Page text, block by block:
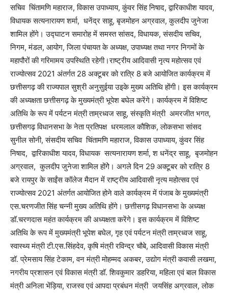
सचिव चिंतामणि महाराज, विकास उपाध्याय, कुंवर सिंह निषाद, द्वारिकाधीश यादव,
विधायक सत्यनारायण शर्मा, धनेंद्र साहू, बृजमोहन अग्रवाल, कुलदीप जुनेजा
शामिल होंगे। उद्घाटन समारोह में समस्त सांसद, विधायक, संसदीय सचिव,
निगम, मंडल, आयोग, जिला पंचायत के अध्यक्ष, उपाध्यक्ष तथा नगर निगमों के
महापौरों की गरिमामय उपस्थिति रहेगी।राष्ट्रीय आदिवासी नृत्य महोत्सव एवं
राज्योत्सव 2021 अंतर्गत 28 अक्टूबर को रात्रि 8 बजे आयोजित कार्यक्रम में
छत्तीसगढ़ की राज्यपाल सुश्री अनुसुईया उइके मुख्य अतिथि होंगी। इस कार्यक्रम
की अध्यक्षता छत्तीसगढ़ के मुख्यमंत्री भूपेश बघेल करेंगे। कार्यक्रम में विशिष्ट
अतिथि के रूप में पर्यटन मंत्री ताम्रध्वज साहू, संस्कृति मंत्री अमरजीत भगत,
छत्तीसगढ़ विधानसभा के नेता प्रतिपक्ष धरमलाल कौशिक, लोकसभा सांसद
सुनील सोनी, संसदीय सचिव चिंतामणि महाराज, विकास उपाध्याय, कुंवर सिंह
निषाद, द्वारिकाधीश यादव, विधायक सत्यनारायण शर्मा, श धनेंद्र साहू, बृजमोहन
अग्रवाल, कुलदीप जुनेजा शामिल होंगेे। अगले दिन 29 अक्टूबर को रात्रि 8
बजे रायपुर के साईंस कॉलेज मैदान में राष्ट्रीय आदिवासी नृत्य महोत्सव एवं
राज्योत्सव 2021 अंतर्गत आयोजित होने वाले कार्यक्रम में पंजाब के मुख्यमंत्री
एस.चरणजीत सिंह चन्नी मुख्य अतिथि होंगे। छत्तीसगढ़ विधानसभा के अध्यक्ष
डॉ.चरणदास महंत कार्यक्रम की अध्यक्षता करेंगे। इस कार्यक्रम में विशिष्ट
अतिथि के रूप में मुख्यमंत्री भूपेश बघेल, गृह एवं पर्यटन मंत्री ताम्रध्वज साहू,
स्वास्थ्य मंत्री टी.एस.सिंहदेव, कृषि मंत्री रविन्द्र चौबे, आदिवासी विकास मंत्री
डॉ. प्रेमसाय सिंह टेकाम, वन मंत्री मोहम्मद अकबर, उद्योग मंत्री कवासी लखमा,
नगरीय प्रशासन एवं विकास मंत्री डॉ. शिवकुमार डहरिया, महिला एवं बाल विकास
मंत्री अनिला भेंड़िया, राजस्व एवं आपदा प्रबंधन मंत्री जयसिंह अग्रवाल, लोक